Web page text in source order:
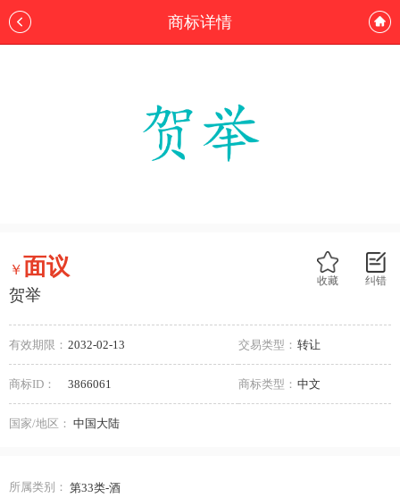
商标详情
纠错
收藏
￥面议
贺举
有效期限： 2032-02-13 交易类型： 转让
商标ID： 3866061 商标类型： 中文
国家/地区： 中国大陆
所属类别： 第33类-酒